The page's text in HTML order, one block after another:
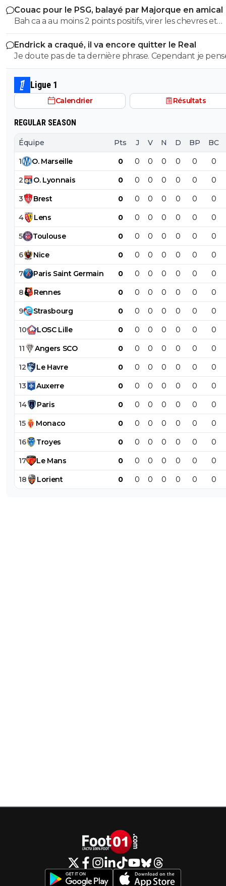
a joué 78 min à 10 Et encore une fois rien a voir de
quand tu dois ne pas encaisser ou que tu dois marquer. Mais
ça tu ne peux pas comprendre puisque tu n'as jamais
pieds sur un terrain
insultes de ses groupies qui voulaient me faire avaler sa
semence comme eux ...
Couac pour le PSG, balayé par Majorque en amical
Bah ca a au moins 2 points positifs, virer les chevres et
démeloniser les autres, c’est plutot bien vu.
Endrick a craqué, il va encore quitter le Real
Je doute pas de ta dernière phrase. Cependant je pense
qu'on a d'autres problèmes en ce moment que ca.
Ligue 1
Calendrier Résultats
REGULAR SEASON
Équipe Pts J V N D BP BC
1 O. Marseille 0 0 0 0 0 0 0
2 O. Lyonnais 0 0 0 0 0 0 0
3 Brest 0 0 0 0 0 0 0
4 Lens 0 0 0 0 0 0 0
5 Toulouse 0 0 0 0 0 0 0
6 Nice 0 0 0 0 0 0 0
7 Paris Saint Germain 0 0 0 0 0 0 0
8 Rennes 0 0 0 0 0 0 0
9 Strasbourg 0 0 0 0 0 0 0
10 LOSC Lille 0 0 0 0 0 0 0
11 Angers SCO 0 0 0 0 0 0 0
12 Le Havre 0 0 0 0 0 0 0
13 Auxerre 0 0 0 0 0 0 0
14 Paris 0 0 0 0 0 0 0
15 Monaco 0 0 0 0 0 0 0
16 Troyes 0 0 0 0 0 0 0
17 Le Mans 0 0 0 0 0 0 0
18 Lorient 0 0 0 0 0 0 0